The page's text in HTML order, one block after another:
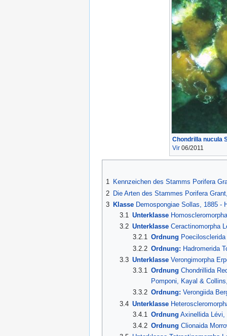
Chondrilla nucula
Vir 06/2011
1 Kennzeichen des Stamms Porifera
2 Die Arten des Stammes Porifera
3 Klasse Demospongiae Sollas, 1885 -
3.1 Unterklasse
3.2 UnterklasseCeractinomorpha
3.2.1 Ordnung
3.2.2 Ordnung: Hadromerida
3.3 UnterklasseVerongimorpha
3.3.1 Ordnung Chondrillida
Pomponi, Kayal &
3.3.2 Ordnung: Verongiida
3.4 Unterklasse
3.4.1
Ordnung Axinellida Lévi,
3.4.2 Ordnung Clionaida